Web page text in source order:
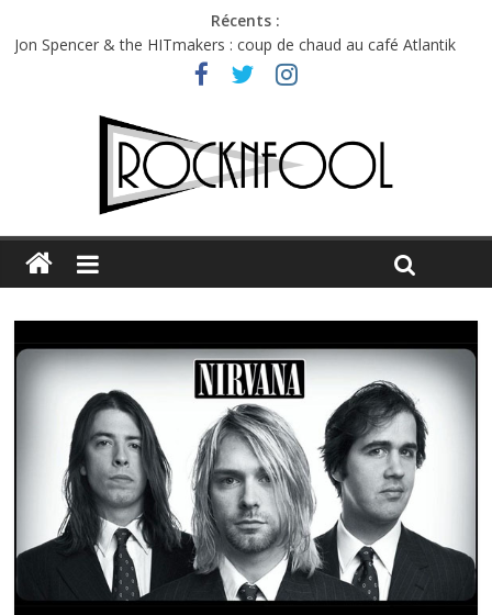
Récents :
Jon Spencer & the HITmakers : coup de chaud au café Atlantik
Hellfest 2026 vendredi : température et émotions en hausse
Hellfest 2026 jeudi : impossible de choisir entre chaleur et bonne
Première édition du Midgard Festival : entre bière, métal et
Charlie Puth à l’Olympia : la leçon de pop du Professeur Puth